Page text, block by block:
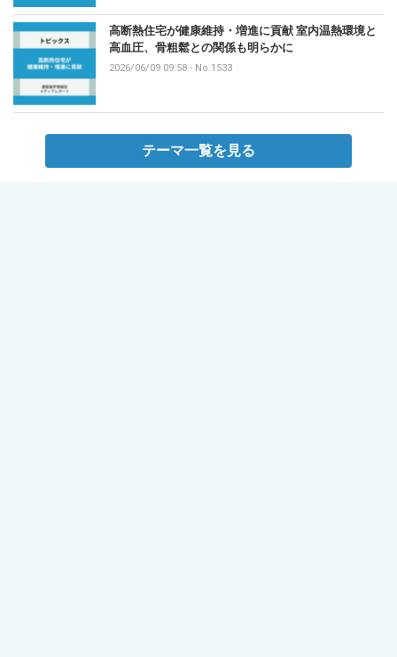
高断熱住宅が健康維持・増進に貢献 室内温熱環境と
高血圧、骨粗鬆との関係も明らかに
2026/06/09 09:58 - No.1533
テーマ一覧を見る